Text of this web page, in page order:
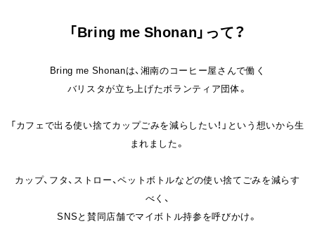
「Bring me Shonan」って？
Bring me Shonanは、湘南のコーヒー屋さんで働く
バリスタが立ち上げたボランティア団体。
「カフェで出る使い捨てカップごみを減らしたい！」という想いから生
まれました。
カップ、フタ、ストロー、ペットボトルなどの使い捨てごみを減らす
べく、
SNSと賛同店舗でマイボトル持参を呼びかけ。